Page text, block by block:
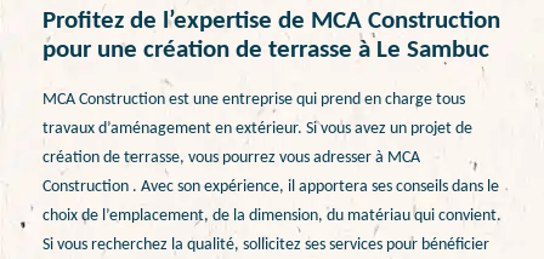
Profitez de l’expertise de MCA Construction
pour une création de terrasse à Le Sambuc
MCA Construction est une entreprise qui prend en charge tous
travaux d’aménagement en extérieur. Si vous avez un projet de
création de terrasse, vous pourrez vous adresser à MCA
Construction . Avec son expérience, il apportera ses conseils dans le
choix de l’emplacement, de la dimension, du matériau qui convient.
Si vous recherchez la qualité, sollicitez ses services pour bénéficier